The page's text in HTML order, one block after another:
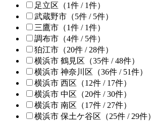
足立区 （1件 / 1件）
武蔵野市 （5件 / 5件）
三鷹市 （1件 / 1件）
調布市 （4件 / 5件）
狛江市 （20件 / 28件）
横浜市 鶴見区 （35件 /48件）
横浜市 神奈川区 （36件 / 51件）
横浜市 西区 （12件 / 17件）
横浜市 中区 （20件 /30件）
横浜市 南区 （17件 / 27件）
横浜市 保土ケ谷区 （25件 / 29件）